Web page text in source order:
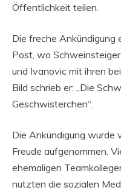
Öffentlichkeit teilen.
Die freche Ankündigung
Post, wo
und Ivanovic mit ihren
Bild schrieb er: „Die
Geschwisterchen“.
Die Ankündigung wurde
Freude aufgenommen.
ehemaligen
nutzten die sozialen